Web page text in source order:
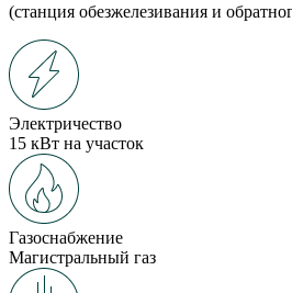
(станция обезжелезивания и
Электричество
15 кВт на участок
Газоснабжение
Магистральный газ